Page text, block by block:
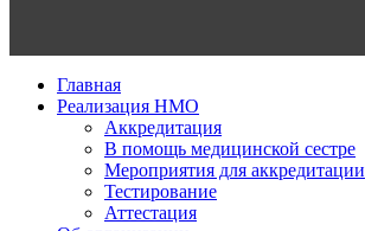
Главная
Реализация НМО
Аккредитация
В помощь медицинской сестре
Мероприятия для аккредитации
Тестирование
Аттестация